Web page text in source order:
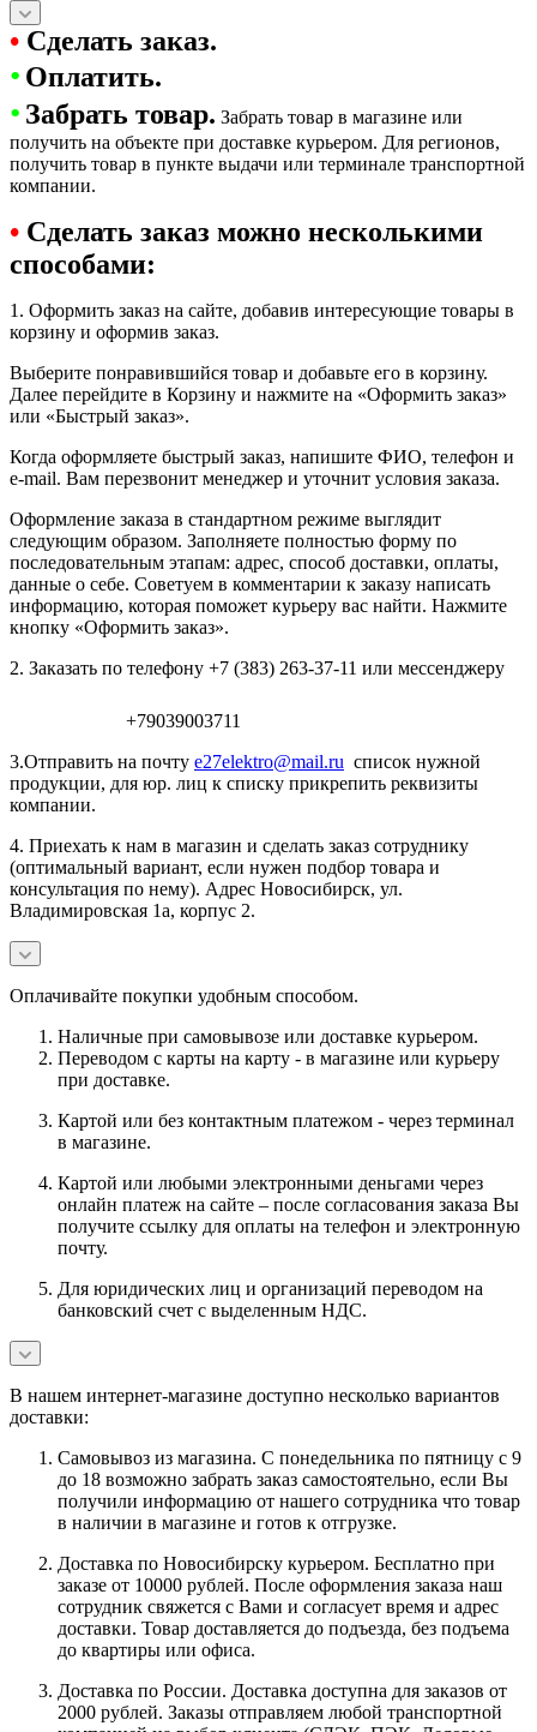
• Сделать заказ.
• Оплатить.
• Забрать товар. Забрать товар в магазине или
получить на объекте при доставке курьером. Для регионов,
получить товар в пункте выдачи или терминале транспортной
компании.
• Сделать заказ можно несколькими
способами:
1. Оформить заказ на сайте, добавив интересующие товары в
корзину и оформив заказ.
Выберите понравившийся товар и добавьте его в корзину.
Далее перейдите в Корзину и нажмите на «Оформить заказ»
или «Быстрый заказ».
Когда оформляете быстрый заказ, напишите ФИО, телефон и
e-mail. Вам перезвонит менеджер и уточнит условия заказа.
Оформление заказа в стандартном режиме выглядит
следующим образом. Заполняете полностью форму по
последовательным этапам: адрес, способ доставки, оплаты,
данные о себе. Советуем в комментарии к заказу написать
информацию, которая поможет курьеру вас найти. Нажмите
кнопку «Оформить заказ».
2. Заказать по телефону +7 (383) 263-37-11 или мессенджеру
+79039003711
3.Отправить на почту e27elektro@mail.ru список нужной
продукции, для юр. лиц к списку прикрепить реквизиты
компании.
4. Приехать к нам в магазин и сделать заказ сотруднику
(оптимальный вариант, если нужен подбор товара и
консультация по нему). Адрес Новосибирск, ул.
Владимировская 1а, корпус 2.
Оплачивайте покупки удобным способом.
Наличные при самовывозе или доставке курьером.
Переводом с карты на карту - в магазине или курьеру
при доставке.
Картой или без контактным платежом - через терминал
в магазине.
Картой или любыми электронными деньгами через
онлайн платеж на сайте – после согласования заказа Вы
получите ссылку для оплаты на телефон и электронную
почту.
Для юридических лиц и организаций переводом на
банковский счет с выделенным НДС.
В нашем интернет-магазине доступно несколько вариантов
доставки:
Самовывоз из магазина. С понедельника по пятницу с 9
до 18 возможно забрать заказ самостоятельно, если Вы
получили информацию от нашего сотрудника что товар
в наличии в магазине и готов к отгрузке.
Доставка по Новосибирску курьером. Бесплатно при
заказе от 10000 рублей. После оформления заказа наш
сотрудник свяжется с Вами и согласует время и адрес
доставки. Товар доставляется до подъезда, без подъема
до квартиры или офиса.
Доставка по России. Доставка доступна для заказов от
2000 рублей. Заказы отправляем любой транспортной